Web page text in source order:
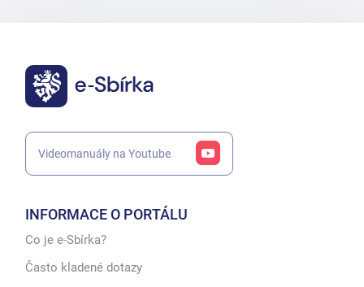
Videomanuály na Youtube
INFORMACE O PORTÁLU
Co je e-Sbírka?
Často kladené dotazy